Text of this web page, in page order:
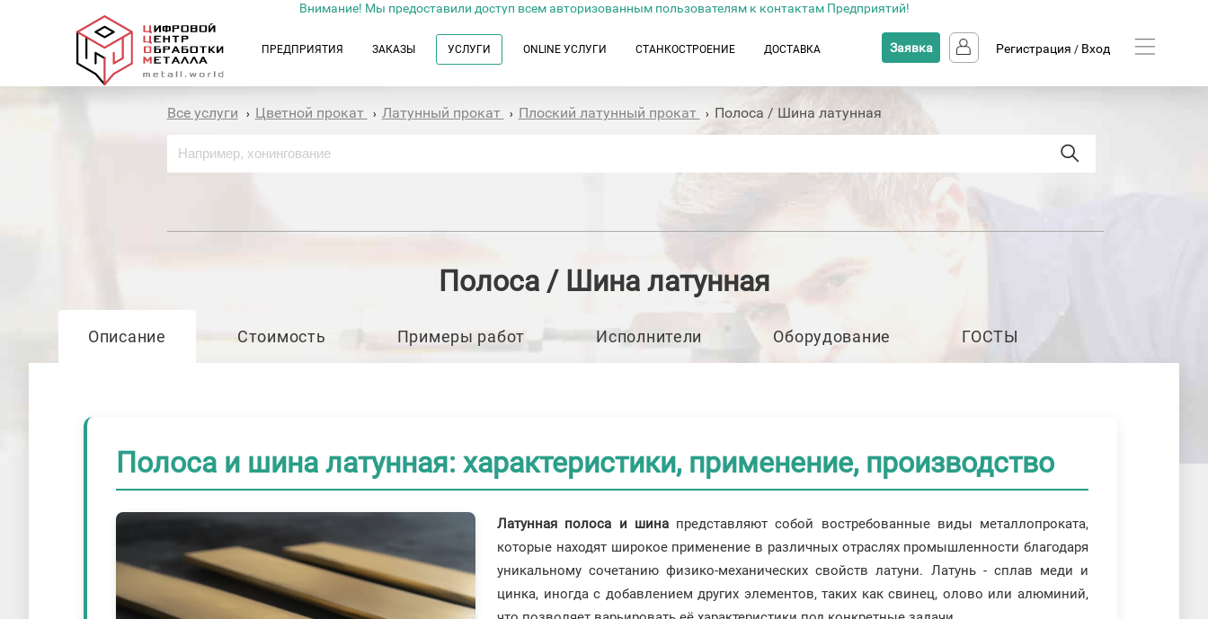
Внимание! Мы предоставили доступ всем авторизованным пользователям к контактам Предприятий!
ПРЕДПРИЯТИЯ ЗАКАЗЫ УСЛУГИ ONLINE УСЛУГИ СТАНКОСТРОЕНИЕ ДОСТАВКА Заявка Регистрация / Вход
Все услуги › Цветной прокат › Латунный прокат › Плоский латунный прокат › Полоса / Шина латунная
Полоса / Шина латунная
Описание Стоимость Примеры работ Исполнители Оборудование ГОСТЫ
Полоса и шина латунная: характеристики, применение, производство
Латунная полоса и шинапредставляют собой востребованные виды металлопроката,
которые находят широкое применение в различных отраслях промышленности благодаря
уникальному сочетанию физико-механических свойств латуни. Латунь - сплав меди и
цинка, иногда с добавлением других элементов, таких как свинец, олово или алюминий,